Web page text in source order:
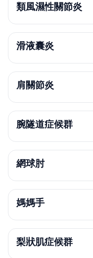
類風濕性關節炎
滑液囊炎
肩關節炎
腕隧道症候群
網球肘
媽媽手
梨狀肌症候群